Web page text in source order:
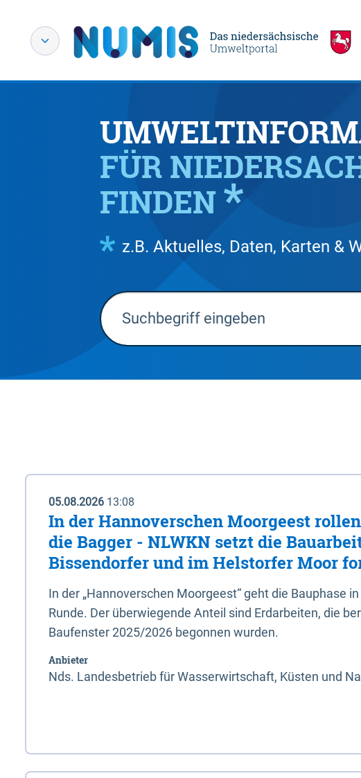
FÜR
FINDEN
z.B. Aktuelles, Daten, Karten &
05.08.2026 13:08
In der Hannoverschen Moorgeest
die Bagger - NLWKN setzt die
Bissendorfer und im Helstorfer Moor
In der „Hannoverschen Moorgeest“ geht die Bauphase
Runde. Der überwiegende Anteil sind Erdarbeiten, die
Baufenster 2025/2026 begonnen wurden.
Anbieter
Nds. Landesbetrieb für Wasserwirtschaft, Küsten und